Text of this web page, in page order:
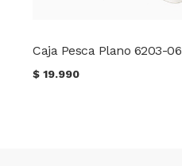
Caja Pesca Plano 6203-06
$19.990